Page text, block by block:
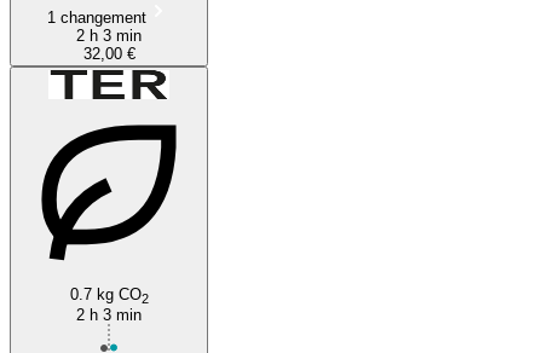
1 changement
2 h 3 min
32,00 €
0.7 kg CO2
2 h 3 min